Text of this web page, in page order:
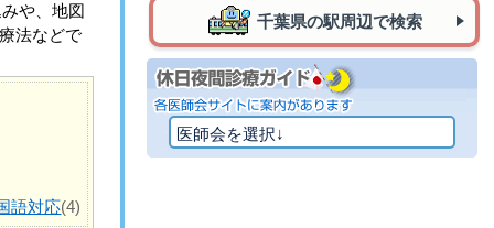
や、地図
法などで
語対応(4)
千葉県の駅周辺で検索